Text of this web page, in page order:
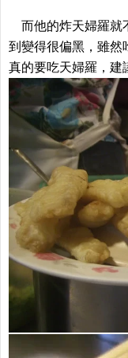
而他的炸天婦羅就
到變得很偏黑，雖然
真的要吃天婦羅，建